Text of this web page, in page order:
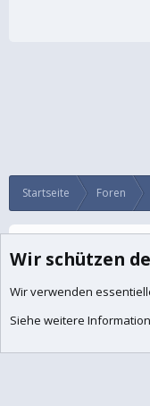
Startseite Foren
Cookies
Quality Add-
|
Wir schützen
Wir verwenden
Siehe weitere